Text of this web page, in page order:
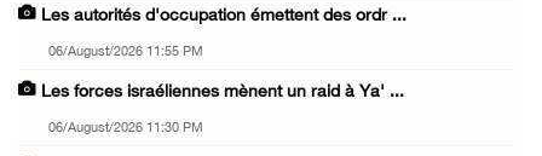
Les autorités d'occupation émettent des ordr ...
06/August/2026 11:55 PM
Les forces israéliennes mènent un raid à Ya' ...
06/August/2026 11:30 PM